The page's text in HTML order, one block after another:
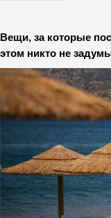
Вещи, за которые
этом никто не